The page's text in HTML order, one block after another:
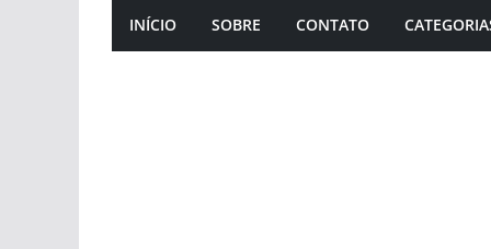
INÍCIO SOBRE CONTATO